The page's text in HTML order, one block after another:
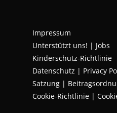
Impressum
Unterstützt uns! | Jobs
Kinderschutz-Richtlinie
Datenschutz | Privacy
Satzung |
Cookie-Richtlinie |